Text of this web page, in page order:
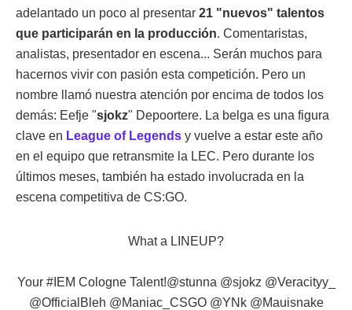
adelantado un poco al presentar 21 "nuevos" talentos
que participarán en la producción. Comentaristas,
analistas, presentador en escena... Serán muchos para
hacernos vivir con pasión esta competición. Pero un
nombre llamó nuestra atención por encima de todos los
demás: Eefje "⁠sjokz⁠" Depoortere. La belga es una figura
clave en League of Legends y vuelve a estar este año
en el equipo que retransmite la LEC. Pero durante los
últimos meses, también ha estado involucrada en la
escena competitiva de CS:GO.
What a LINEUP?
Your #IEM Cologne Talent!@stunna @sjokz @Veracityy_
@OfficialBleh @Maniac_CSGO @YNk @Mauisnake